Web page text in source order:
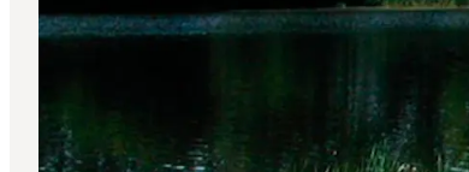
Planlæg ferien